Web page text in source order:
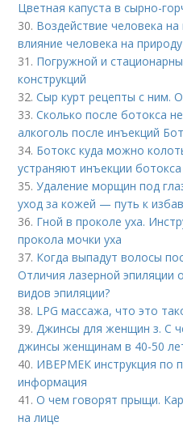
Цветная капуста в сырно-
30. Воздействие человека
влияние человека на природу
31. Погружной и
конструкций
32.Сыр курт рецепты с ним.
33.Сколько после ботокса
алкоголь после инъекций
34. Ботокс куда можно
устраняют инъекции
35.Удаление морщин под
уход за кожей — путь к
36. Гной в проколе уха.
прокола мочки уха
37. Когда выпадут волосы
Отличия лазерной эпиляции
видов эпиляции?
38. LPG массажа, что это
39.Джинсы для женщин з. С
джинсы женщинам в 40-50
40. ИВЕРМЕК инструкция по
информация
41.О чем говорят прыщи.
на лице